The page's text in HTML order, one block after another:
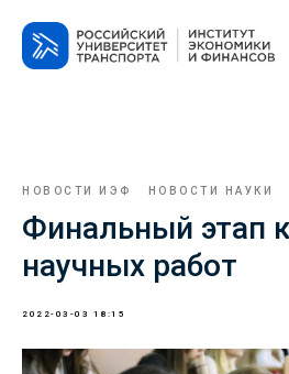
НОВОСТИ ИЭФ НОВОСТИ НАУКИ
Финальный этап
научных работ
2022-03-03 18:15